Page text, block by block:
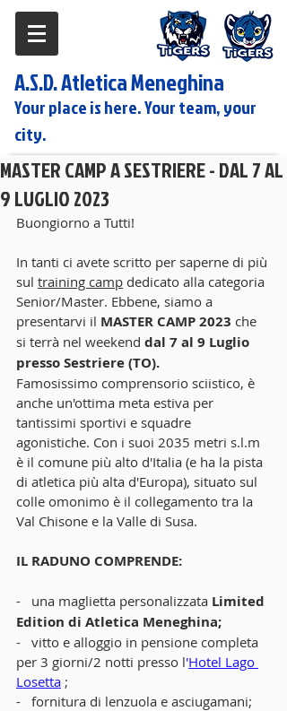
A.S.D. Atletica Meneghina
Your place is here. Your team, your
city.
MASTER CAMP A SESTRIERE - DAL 7 AL
9 LUGLIO 2023
Buongiorno a Tutti!
In tanti ci avete scritto per saperne di più
sul training camp dedicato alla categoria
Senior/Master. Ebbene, siamo a
presentarvi il MASTER CAMP 2023 che
si terrà nel weekend dal 7 al 9 Luglio
presso Sestriere (TO).
Famosissimo comprensorio sciistico, è
anche un'ottima meta estiva per
tantissimi sportivi e squadre
agonistiche. Con i suoi 2035 metri s.l.m
è il comune più alto d'Italia (e ha la pista
di atletica più alta d'Europa), situato sul
colle omonimo è il collegamento tra la
Val Chisone e la Valle di Susa.
IL RADUNO COMPRENDE:
-   una maglietta personalizzata Limited
Edition di Atletica Meneghina;
-   vitto e alloggio in pensione completa
per 3 giorni/2 notti presso l'Hotel Lago
Losetta ;
-   fornitura di lenzuola e asciugamani;